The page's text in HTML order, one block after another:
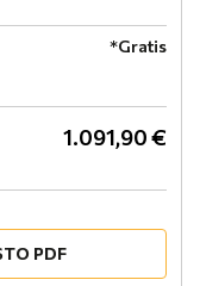
*Gratis
1.091,90 €
PDF